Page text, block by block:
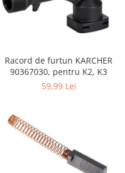
Racord de furtun KARCHER
90367030, pentru K2, K3
59,99 Lei